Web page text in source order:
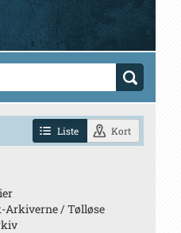
Liste Kort
/ Tølløse